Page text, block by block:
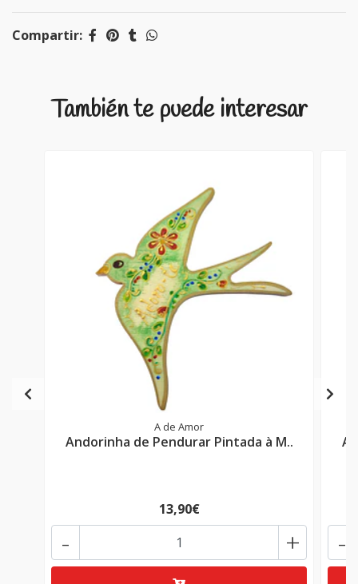
Compartir:
También te puede interesar
A de Amor
Andorinha de Pendurar Pintada à M..
13,90€
+
- -